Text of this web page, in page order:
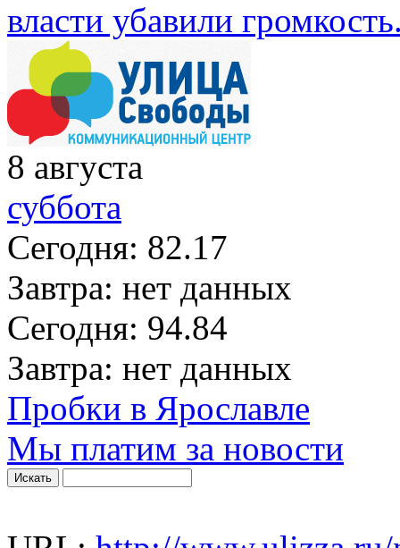
власти убавили
8 августа
суббота
Сегодня: 82.17
Завтра: нет данных
Сегодня: 94.84
Завтра: нет данных
Пробки в Ярославле
Мы платим за новости